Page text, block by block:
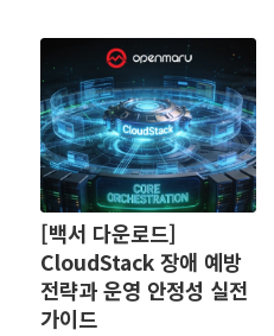
[백서 다운로드]
CloudStack 장애 예방
전략과 운영 안정성 실전
가이드